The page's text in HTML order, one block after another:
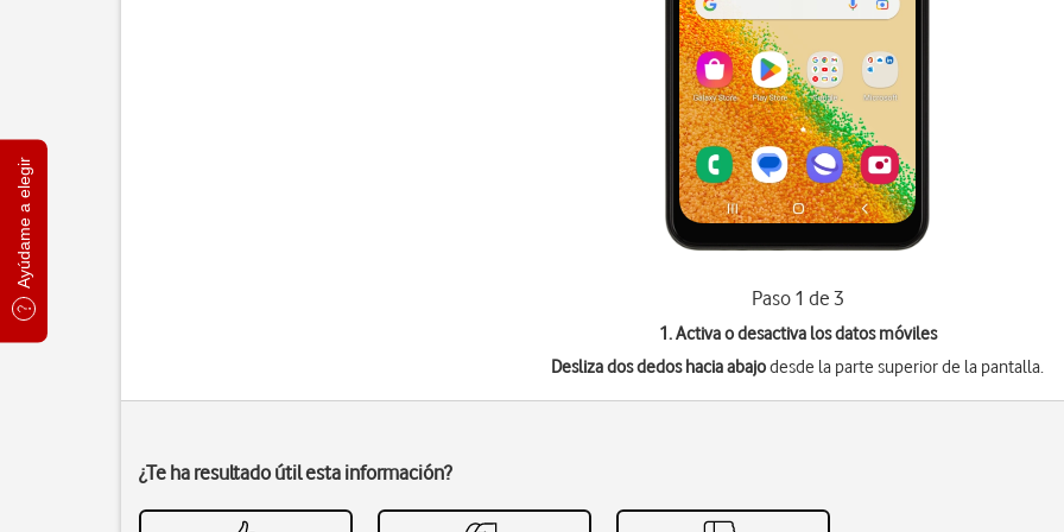
Ayúdame a elegir
Paso 1 de 3
1. Activa o desactiva los datos móviles
Desliza dos dedos hacia abajodesde la parte superior de la pantalla.
¿Te ha resultado útil esta información?